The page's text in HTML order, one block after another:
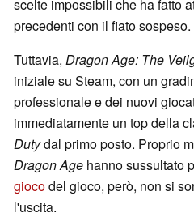
scelte impossibili che ha fatto
precedenti con il fiato sospeso.
Tuttavia, Dragon Age: The
iniziale su Steam, con un
professionale e dei nuovi
immediatamente un top della
Dutydal primo posto. Proprio
Dragon Age hanno sussultato
giocodel gioco, però, non si
l'uscita.